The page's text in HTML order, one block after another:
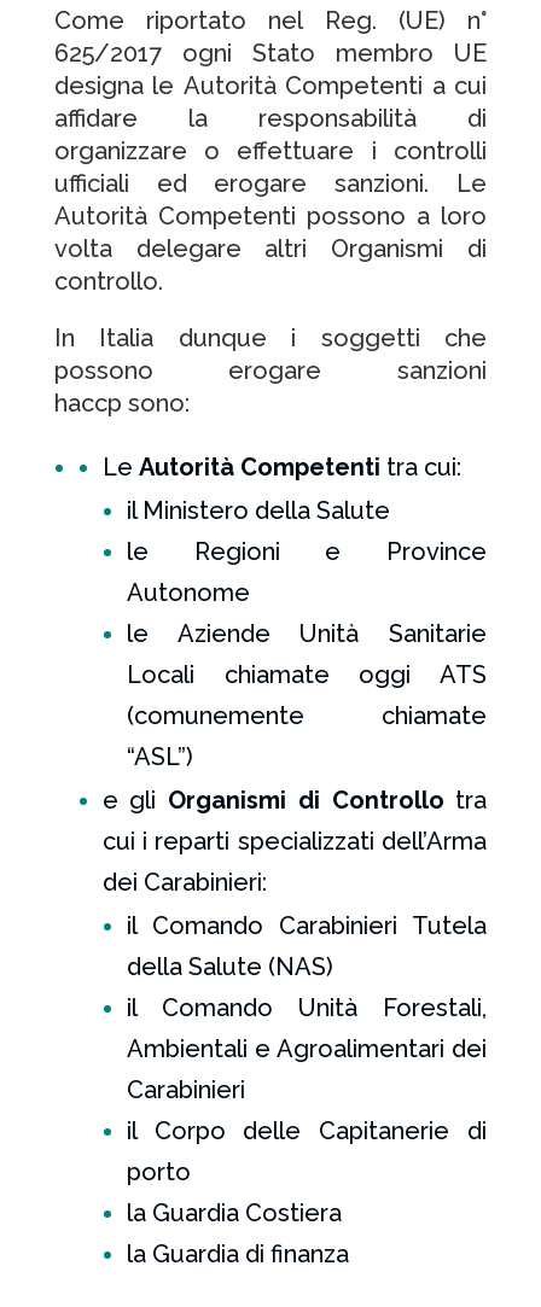
Come riportato nel Reg. (UE) n°
625/2017 ogni Stato membro UE
designa le Autorità Competenti a cui
affidare la responsabilità di
organizzare o effettuare i controlli
ufficiali ed erogare sanzioni. Le
Autorità Competenti possono a loro
volta delegare altri Organismi di
controllo.
In Italia dunque i soggetti che
possono erogare sanzioni
haccp sono:
Le Autorità Competenti tra cui:
il Ministero della Salute
le Regioni e Province
Autonome
le Aziende Unità Sanitarie
Locali chiamate oggi ATS
(comunemente chiamate
“ASL”)
e gli Organismi di Controllo tra
cui i reparti specializzati dell’Arma
dei Carabinieri:
il Comando Carabinieri Tutela
della Salute (NAS)
il Comando Unità Forestali,
Ambientali e Agroalimentari dei
Carabinieri
il Corpo delle Capitanerie di
porto
la Guardia Costiera
la Guardia di finanza